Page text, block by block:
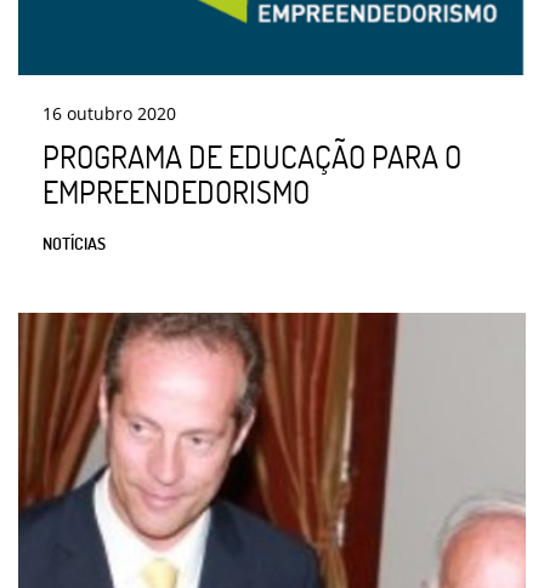
16 outubro 2020
PROGRAMA DE EDUCAÇÃO PARA O
EMPREENDEDORISMO
NOTÍCIAS